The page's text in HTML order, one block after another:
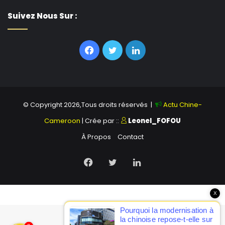
Suivez Nous Sur :
Facebook
TwitterLinkedin
© Copyright 2026,Tous droits réservés |
Actu Chine-
Cameroon | Crée par ::
Leonel_FOFOU
À Propos
Contact
Facebook
TwitterLinkedin
X
Pourquoi la modernisation à
la chinoise repose-t-elle sur